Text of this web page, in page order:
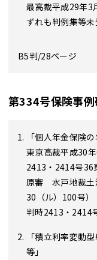
最高裁平成29年3
ずれも判例集等未
B5判/28ページ
第334号保険事例
「個人年金保険
東京高裁平成30
2413・2414号36
原審 水戸地裁土
30（ル）100号）
判時2413・2414
「積立利率変動
等」